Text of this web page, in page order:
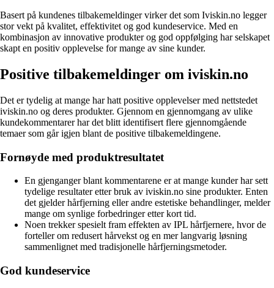
Basert på kundenes tilbakemeldinger virker det som Iviskin.no legger
stor vekt på kvalitet, effektivitet og god kundeservice. Med en
kombinasjon av innovative produkter og god oppfølging har selskapet
skapt en positiv opplevelse for mange av sine kunder.
Positive tilbakemeldinger om iviskin.no
Det er tydelig at mange har hatt positive opplevelser med nettstedet
iviskin.no og deres produkter. Gjennom en gjennomgang av ulike
kundekommentarer har det blitt identifisert flere gjennomgående
temaer som går igjen blant de positive tilbakemeldingene.
Fornøyde med produktresultatet
En gjenganger blant kommentarene er at mange kunder har sett
tydelige resultater etter bruk av iviskin.no sine produkter. Enten
det gjelder hårfjerning eller andre estetiske behandlinger, melder
mange om synlige forbedringer etter kort tid.
Noen trekker spesielt fram effekten av IPL hårfjernere, hvor de
forteller om redusert hårvekst og en mer langvarig løsning
sammenlignet med tradisjonelle hårfjerningsmetoder.
God kundeservice